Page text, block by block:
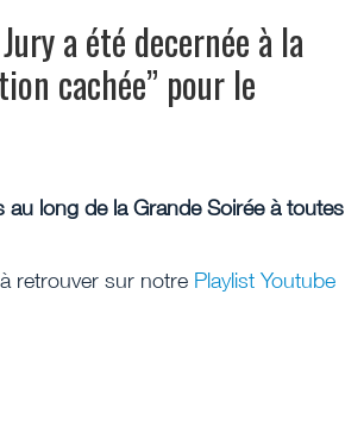
a été decernée à la
cachée” pour le
long de la Grande Soirée à toutes
retrouver sur notre Playlist Youtube